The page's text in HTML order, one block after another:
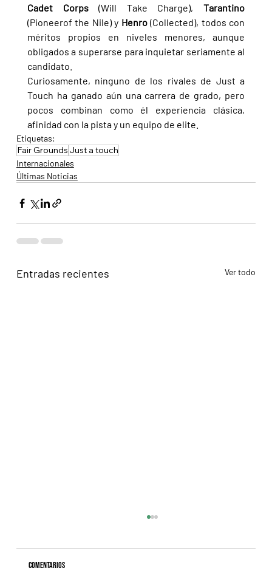
Cadet Corps (Will Take Charge),
(Pioneerof the Nile) y Henro (Collected), todos con
méritos propios en niveles menores, aunque
obligados a superarse para inquietar seriamente al
candidato.
Curiosamente, ninguno de los rivales de Just a
Touch ha ganado aún una carrera de grado, pero
pocos combinan como él experiencia clásica,
afinidad con la pista y un equipo de elite.
Etiquetas:
Fair Grounds Just a touch
Internacionales
Últimas Noticias
Entradas recientes Ver todo
Comentarios